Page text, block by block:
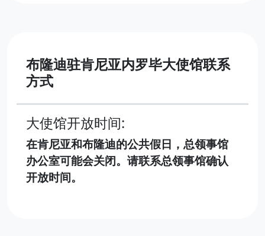
布隆迪驻肯尼亚内罗毕大使馆联系
方式
大使馆开放时间:
在肯尼亚和布隆迪的公共假日，总领事馆
办公室可能会关闭。请联系总领事馆确认
开放时间。